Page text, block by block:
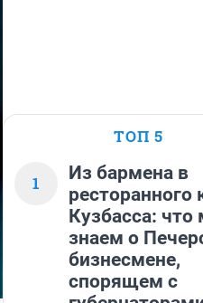
ТОП 5
1
Из бармена в
ресторанного
Кузбасса:
знаем о
бизнесмене,
спорящем с